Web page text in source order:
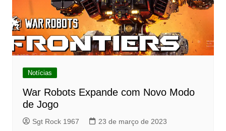
Notícias
War Robots Expande com Novo Modo
de Jogo
Sgt Rock 1967 23 de março de 2023